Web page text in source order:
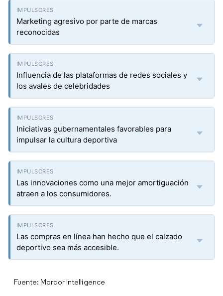
Marketing agresivo por parte de marcas
reconocidas
Influencia de las plataformas de redes sociales y
los avales de celebridades
Iniciativas gubernamentales favorables para
impulsar la cultura deportiva
Las innovaciones como una mejor amortiguación
atraen a los consumidores.
Las compras en línea han hecho que el calzado
deportivo sea más accesible.
Fuente: Mordor Intelligence